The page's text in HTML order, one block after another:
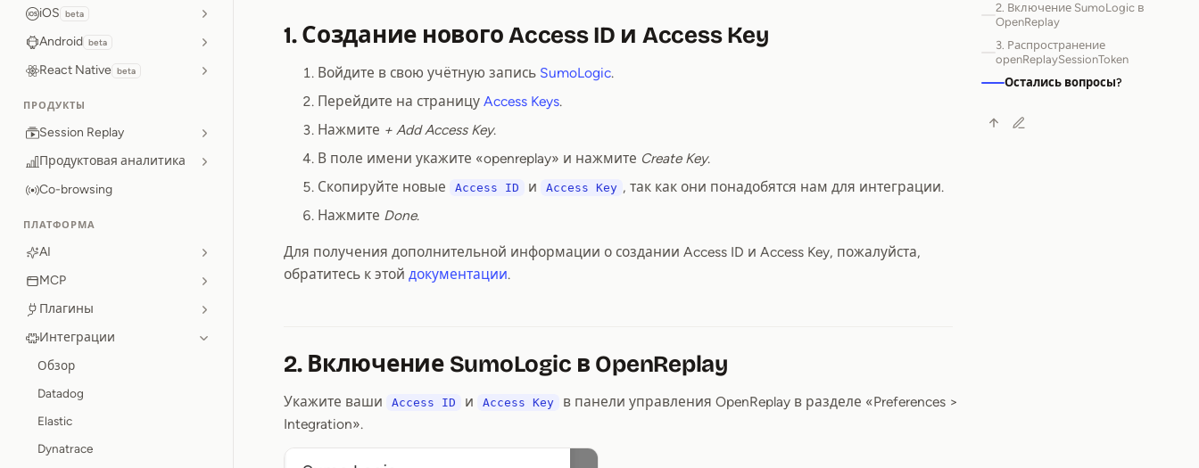
iOS beta
Android beta
React Native beta
ПРОДУКТЫ
Session Replay
Продуктовая аналитика
Co-browsing
ПЛАТФОРМА
AI
MCP
Плагины
Интеграции
Обзор
Datadog
Elastic
Dynatrace
1. Создание нового Access ID и Access Key
Войдите в свою учётную запись SumoLogic.
Перейдите на страницу Access Keys.
Нажмите + Add Access Key.
В поле имени укажите «openreplay» и нажмите Create Key.
Скопируйте новые
Access ID и Access Key , так как они понадобятся нам для интеграции.
Нажмите Done.
Для получения дополнительной информации о создании Access ID и Access Key, пожалуйста,
обратитесь к этой документации.
2. Включение SumoLogic в OpenReplay
Укажите ваши Access ID и Access Key
в панели управления OpenReplay в разделе «Preferences >
Integration».
2. Включение SumoLogic в
OpenReplay
3. Распространение
openReplaySessionToken
Остались вопросы?